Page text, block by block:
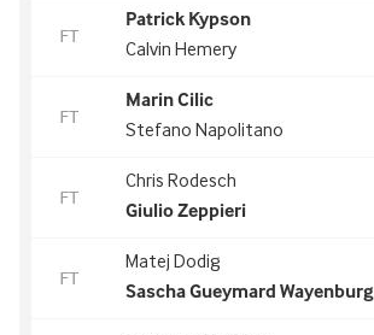
FT
Patrick Kypson
Calvin Hemery
FT
Marin Cilic
Stefano Napolitano
FT
Chris Rodesch
Giulio Zeppieri
FT
Matej Dodig
Sascha Gueymard Wayenburg